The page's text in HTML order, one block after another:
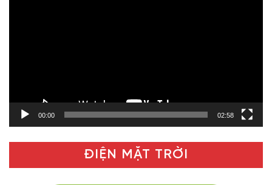
00:00 02:58
ĐIỆN MẶT TRỜI